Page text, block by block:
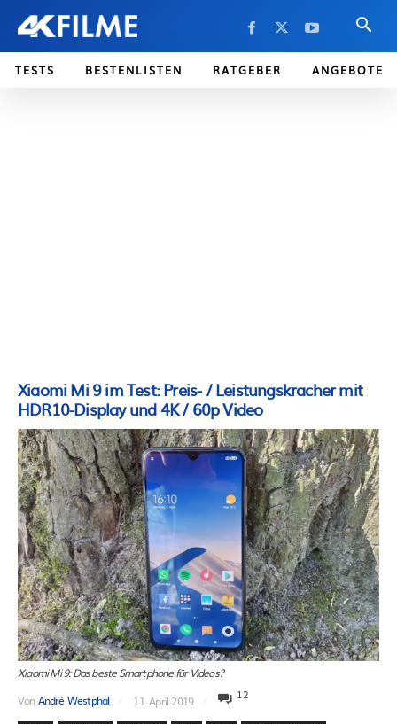
TESTS BESTENLISTEN RATGEBER ANGEBOTE
Xiaomi Mi 9 im Test: Preis- / Leistungskracher mit
HDR10-Display und 4K / 60p Video
Xiaomi Mi 9: Das beste Smartphone für Videos?
VonAndré Westphal 11. April 2019 12